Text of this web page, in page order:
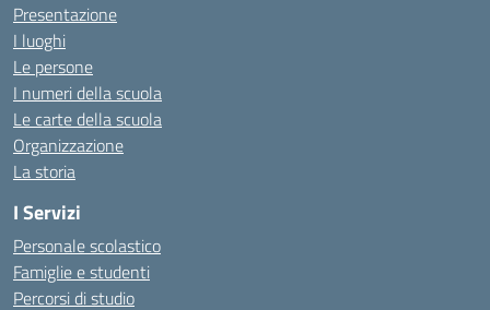
Presentazione
I luoghi
Le persone
I numeri della scuola
Le carte della scuola
Organizzazione
La storia
I Servizi
Personale scolastico
Famiglie e studenti
Percorsi di studio